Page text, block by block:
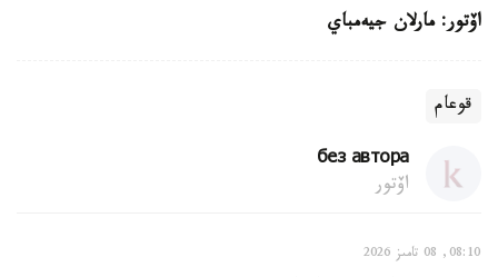
اۆتور: مارلان جيەمباي
قوعام
без автора
اۆتور
08:10, 08 تامىز 2026